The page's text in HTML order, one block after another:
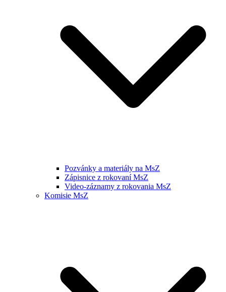
Pozvánky a materiály na MsZ
Zápisnice z rokovaní MsZ
Video-záznamy z rokovania MsZ
Komisie MsZ